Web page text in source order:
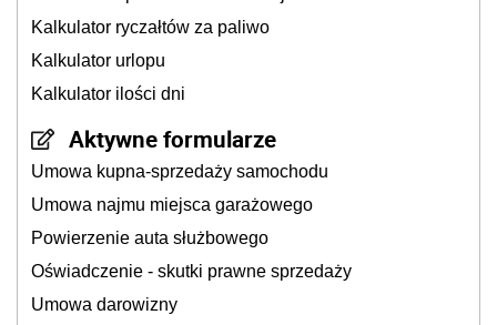
Kalkulator ryczałtów za paliwo
Kalkulator urlopu
Kalkulator ilości dni
Aktywne formularze
Umowa kupna-sprzedaży samochodu
Umowa najmu miejsca garażowego
Powierzenie auta służbowego
Oświadczenie - skutki prawne sprzedaży
Umowa darowizny